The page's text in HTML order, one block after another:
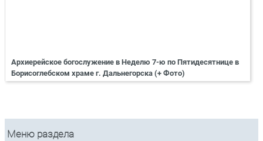
Архиерейское богослужение в Неделю 7-ю по Пятидесятнице в
Борисоглебском храме г. Дальнегорска (+ Фото)
Меню раздела